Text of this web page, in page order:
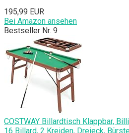
195,99 EUR
Bei Amazon ansehen
Bestseller Nr. 9
COSTWAY Billardtisch Klappbar,
16 Billard, 2 Kreiden, Dreieck,